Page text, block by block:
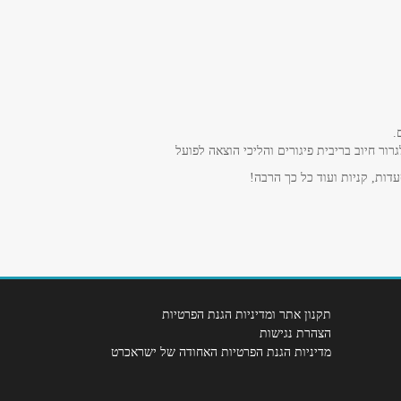
חיוב בריבית פיגורים והליכי הוצאה לפועל
קניות ועוד כל כך הרבה!
תקנון אתר ומדיניות הגנת הפרטיות
הצהרת נגישות
מדיניות הגנת הפרטיות האחודה של ישראכרט